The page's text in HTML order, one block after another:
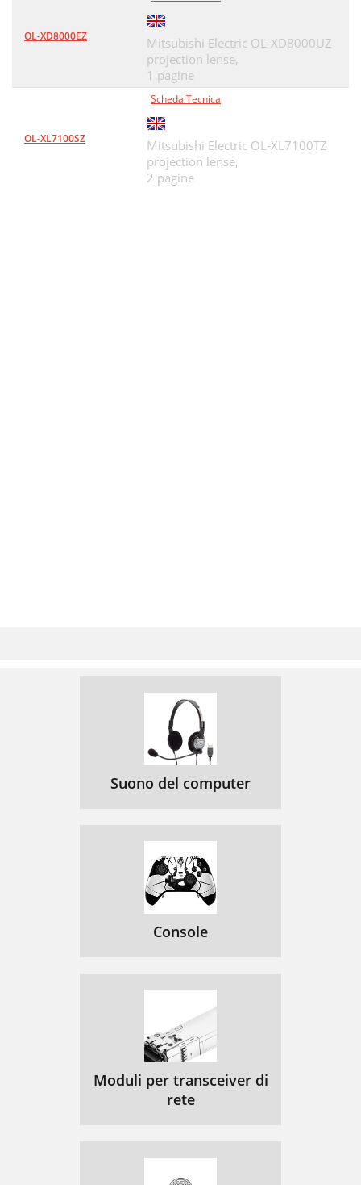
OL-XD8000EZ
Mitsubishi Electric OL-XD8000UZ
projection lense,
1 pagine
OL-XL7100SZ
Scheda Tecnica
Mitsubishi Electric OL-XL7100TZ
projection lense,
2 pagine
Suono del computer
Console
Moduli per transceiver di
rete